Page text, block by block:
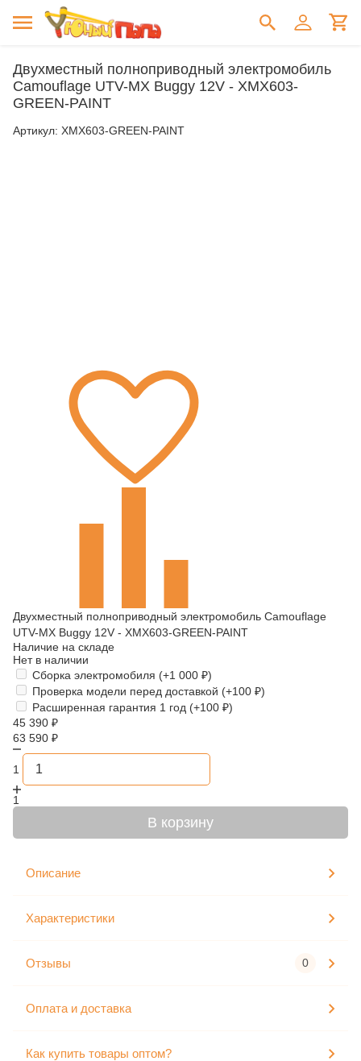
Двухместный полноприводный электромобиль
Camouflage UTV-MX Buggy 12V - XMX603-
GREEN-PAINT
Артикул: XMX603-GREEN-PAINT
Двухместный полноприводный электромобиль Camouflage
UTV-MX Buggy 12V - XMX603-GREEN-PAINT
Наличие на складе
Нет в наличии
Сборка электромобиля (+1 000 ₽)
Проверка модели перед доставкой (+100 ₽)
Расширенная гарантия 1 год (+100 ₽)
45 390 ₽
63 590 ₽
1
1
В корзину
Описание
Характеристики
Отзывы 0
Оплата и доставка
Как купить товары оптом?